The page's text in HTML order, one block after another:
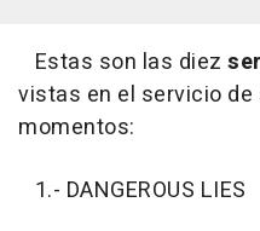
Estas son las diez
vistas en el servicio
momentos:
1.- DANGEROUS LIES